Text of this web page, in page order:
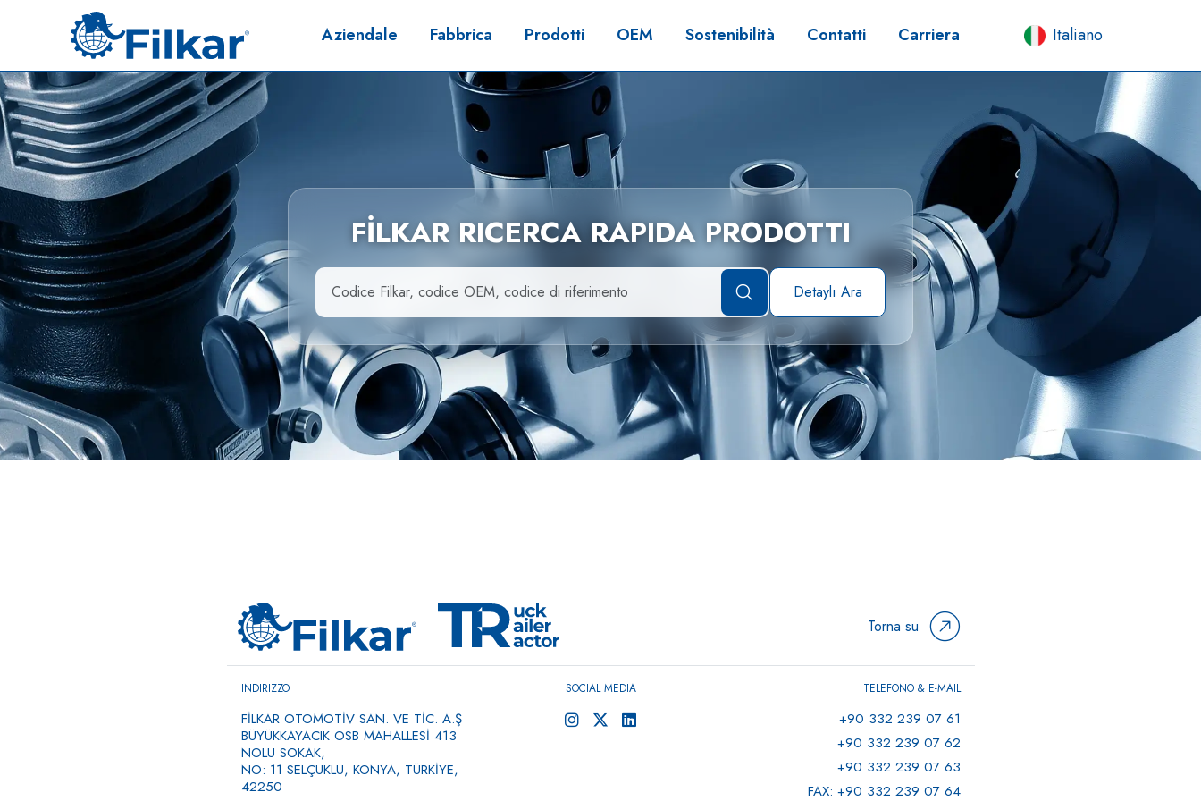
Aziendale Fabbrica Prodotti OEM Sostenibilità Contatti Carriera Italiano
FİLKAR RICERCA RAPIDA PRODOTTI
Detaylı Ara
Torna su
SOCIAL MEDIA
INDIRIZZO
FİLKAR OTOMOTİV SAN. VE TİC. A.Ş
BÜYÜKKAYACIK OSB MAHALLESİ 413
NOLU SOKAK,
NO: 11 SELÇUKLU, KONYA, TÜRKİYE,
42250
TELEFONO & E-MAIL
+90 332 239 07 61
+90 332 239 07 62
+90 332 239 07 63
FAX: +90 332 239 07 64